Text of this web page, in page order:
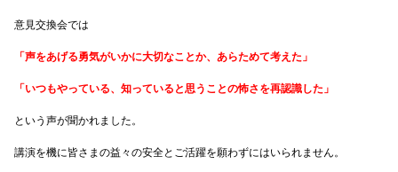
意見交換会では
「声をあげる勇気がいかに大切なことか、あらためて考えた」
「いつもやっている、知っていると思うことの怖さを再認識した」
という声が聞かれました。
講演を機に皆さまの益々の安全とご活躍を願わずにはいられません。